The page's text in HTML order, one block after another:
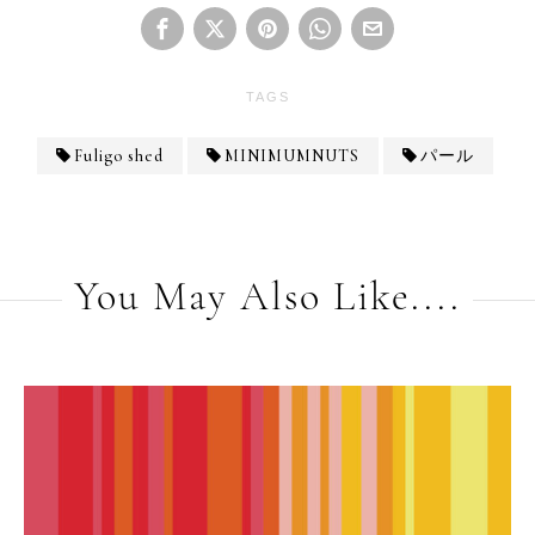
TAGS
Fuligo shed MINIMUMNUTS パール
You May Also Like....